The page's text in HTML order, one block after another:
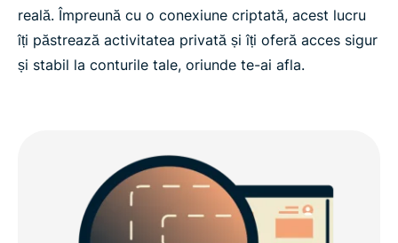
reală. Împreună cu o conexiune criptată, acest lucru
îți păstrează activitatea privată și îți oferă acces sigur
și stabil la conturile tale, oriunde te-ai afla.